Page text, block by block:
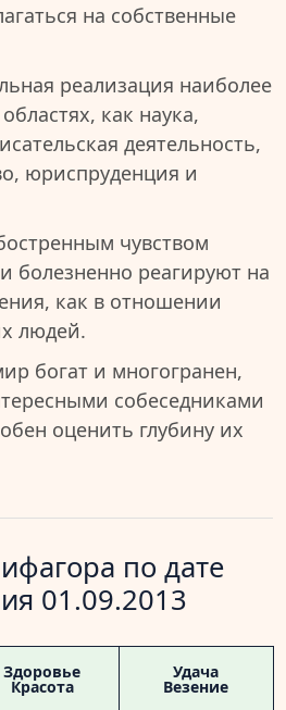
на собственные
реализация наиболее
как наука,
деятельность,
юриспруденция и
чувством
болезненно реагируют на
как в отношении
людей.
богат и многогранен,
собеседниками
оценить глубину их
по дате
01.09.2013
Здоровье
Красота
Удача
Везение